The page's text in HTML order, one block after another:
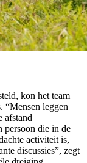
kon het team
“Mensen leggen
afstand
persoon die in de
activiteit is,
discussies”, zegt